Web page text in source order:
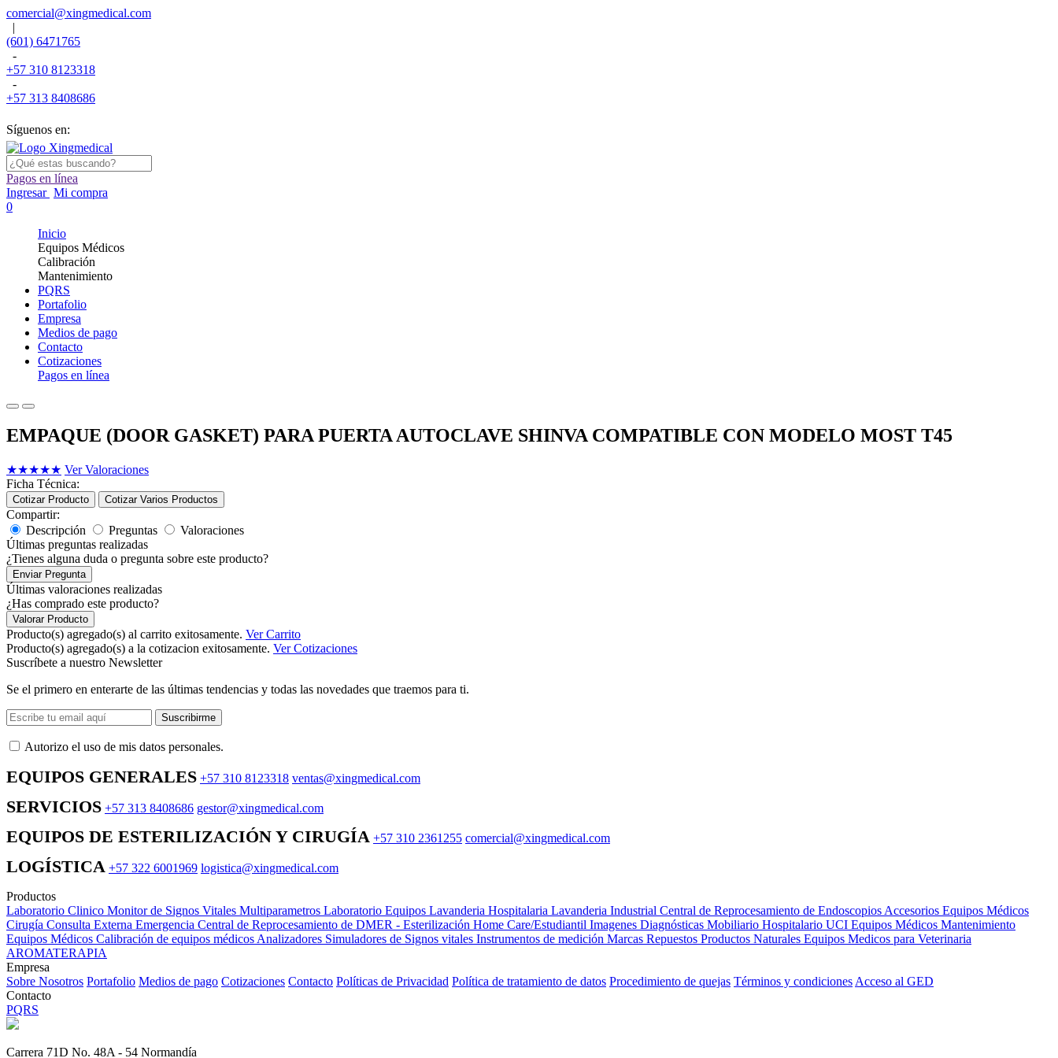
comercial@xingmedical.com
|
(601) 6471765
-
+57 310 8123318
-
+57 313 8408686
Síguenos en:
Pagos en línea
Ingresar Mi compra
0
Inicio
Equipos Médicos
Calibración
Mantenimiento
PQRS
Portafolio
Empresa
Medios de pago
Contacto
Cotizaciones
Pagos en línea
EMPAQUE (DOOR GASKET) PARA PUERTA AUTOCLAVE SHINVA COMPATIBLE CON MODELO MOST T45
★★★★★ Ver Valoraciones
Ficha Técnica:
Cotizar Producto Cotizar Varios Productos
Compartir:
Descripción
Preguntas
Valoraciones
Últimas preguntas realizadas
¿Tienes alguna duda o pregunta sobre este producto?
Enviar Pregunta
Últimas valoraciones realizadas
¿Has comprado este producto?
Valorar Producto
Producto(s) agregado(s) al carrito exitosamente. Ver Carrito
Producto(s) agregado(s) a la cotizacion exitosamente. Ver Cotizaciones
Suscríbete a nuestro Newsletter
Se el primero en enterarte de las últimas tendencias y todas las novedades que traemos para ti.
Suscribirme
Autorizo ​​el uso de mis datos personales.
EQUIPOS GENERALES +57 310 8123318 ventas@xingmedical.com
SERVICIOS +57 313 8408686 gestor@xingmedical.com
EQUIPOS DE ESTERILIZACIÓN Y CIRUGÍA +57 310 2361255 comercial@xingmedical.com
LOGÍSTICA +57 322 6001969 logistica@xingmedical.com
Productos
Laboratorio Clinico Monitor de Signos Vitales Multiparametros Laboratorio Equipos Lavanderia Hospitalaria Lavanderia Industrial Central de Reprocesamiento de Endoscopios Accesorios Equipos Médicos
Cirugía Consulta Externa Emergencia Central de Reprocesamiento de DMER - Esterilización Home Care/Estudiantil Imagenes Diagnósticas Mobiliario Hospitalario UCI Equipos Médicos Mantenimiento
Equipos Médicos Calibración de equipos médicos Analizadores Simuladores de Signos vitales Instrumentos de medición Marcas Repuestos Productos Naturales Equipos Medicos para Veterinaria
AROMATERAPIA
Empresa
Sobre Nosotros Portafolio Medios de pago Cotizaciones Contacto Políticas de Privacidad Política de tratamiento de datos Procedimiento de quejas Términos y condiciones Acceso al GED
Contacto
PQRS
Carrera 71D No. 48A - 54 Normandía